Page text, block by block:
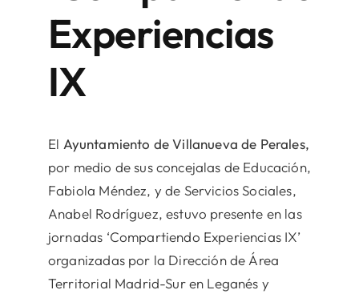
Experiencias
IX
El Ayuntamiento de Villanueva de Perales,
por medio de sus concejalas de Educación,
Fabiola Méndez, y de Servicios Sociales,
Anabel Rodríguez, estuvo presente en las
jornadas ‘Compartiendo Experiencias IX’
organizadas por la Dirección de Área
Territorial Madrid-Sur en Leganés y